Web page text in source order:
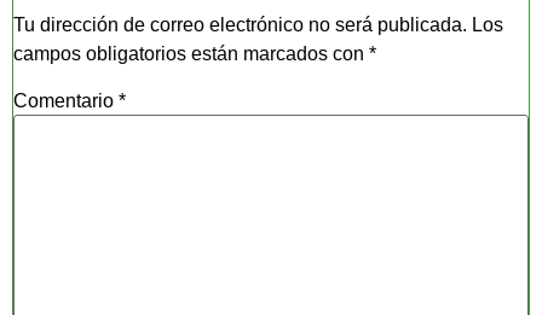
Tu dirección de correo electrónico no será publicada. Los
campos obligatorios están marcados con *
Comentario *